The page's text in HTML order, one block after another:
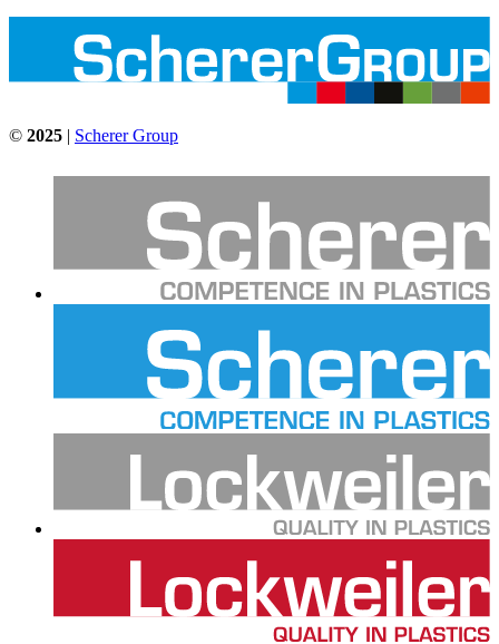
© 2025 | Scherer Group